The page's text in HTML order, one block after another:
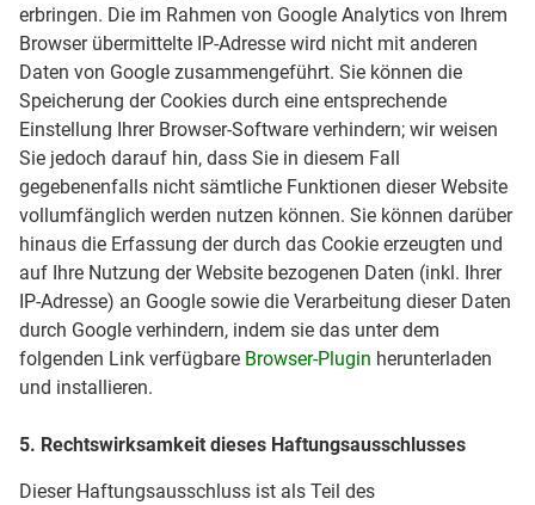
erbringen. Die im Rahmen von Google Analytics von Ihrem
Browser übermittelte IP-Adresse wird nicht mit anderen
Daten von Google zusammengeführt. Sie können die
Speicherung der Cookies durch eine entsprechende
Einstellung Ihrer Browser-Software verhindern; wir weisen
Sie jedoch darauf hin, dass Sie in diesem Fall
gegebenenfalls nicht sämtliche Funktionen dieser Website
vollumfänglich werden nutzen können. Sie können darüber
hinaus die Erfassung der durch das Cookie erzeugten und
auf Ihre Nutzung der Website bezogenen Daten (inkl. Ihrer
IP-Adresse) an Google sowie die Verarbeitung dieser Daten
durch Google verhindern, indem sie das unter dem
folgenden Link verfügbare Browser-Plugin herunterladen
und installieren.
5. Rechtswirksamkeit dieses Haftungsausschlusses
Dieser Haftungsausschluss ist als Teil des